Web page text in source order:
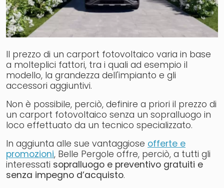
Il prezzo di un carport fotovoltaico varia in base
a molteplici fattori, tra i quali ad esempio il
modello, la grandezza dell'impianto e gli
accessori aggiuntivi.
Non è possibile, perciò, definire a priori il prezzo di
un carport fotovoltaico senza un sopralluogo in
loco effettuato da un tecnico specializzato.
In aggiunta alle sue vantaggiose offerte e
promozioni, Belle Pergole offre, perciò, a tutti gli
interessati sopralluogo e preventivo gratuiti e
senza impegno d’acquisto.